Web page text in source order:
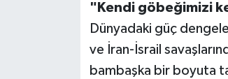
"Kendi göbeğimizi
Dünyadaki güç
ve İran-İsrail
bambaşka bir boyuta